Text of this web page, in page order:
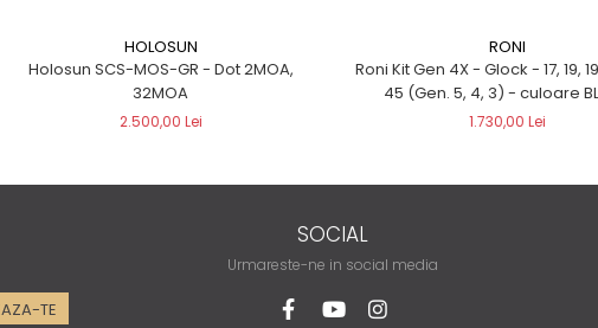
HOLOSUN
Holosun SCS-MOS-GR - Dot 2MOA,
32MOA
2.500,00 Lei
RONI
Roni Kit Gen 4X - Glock - 17, 19,
45 (Gen. 5, 4, 3) -
1.730,00 Lei
SOCIAL
Urmareste-ne in social media